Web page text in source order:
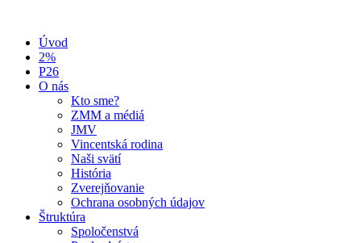
Úvod
2%
P26
O nás
Kto sme?
ZMM a médiá
JMV
Vincentská rodina
Naši svätí
História
Zverejňovanie
Ochrana osobných údajov
Štruktúra
Spoločenstvá